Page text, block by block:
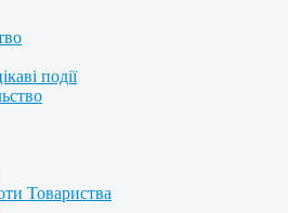
події
Товариства